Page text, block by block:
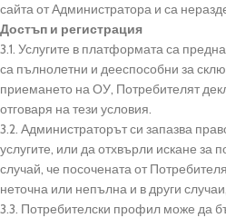
сайта от Администратора и са
Достъп и регистрация
3.1. Услугите в платформата са
са пълнолетни и дееспособни за
приемането на ОУ, Потребителят
отговаря на тези условия.
3.2. Администраторът си запазва
услугите, или да отхвърли искане за
случай, че посочената от
неточна или непълна и в други
3.3. Потребителски профил може да